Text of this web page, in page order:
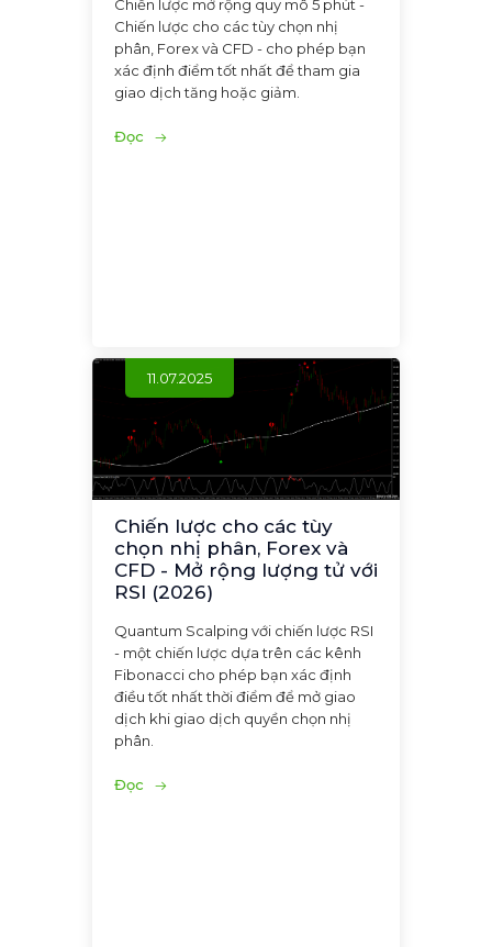
Chiến lược mở rộng quy mô 5 phút -
Chiến lược cho các tùy chọn nhị
phân, Forex và CFD - cho phép bạn
xác định điểm tốt nhất để tham gia
giao dịch tăng hoặc giảm.
Đọc
11.07.2025
Chiến lược cho các tùy
chọn nhị phân, Forex và
CFD - Mở rộng lượng tử với
RSI (2026)
Quantum Scalping với chiến lược RSI
- một chiến lược dựa trên các kênh
Fibonacci cho phép bạn xác định
điều tốt nhất thời điểm để mở giao
dịch khi giao dịch quyền chọn nhị
phân.
Đọc